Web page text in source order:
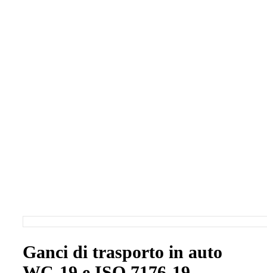
Ganci di trasporto in auto